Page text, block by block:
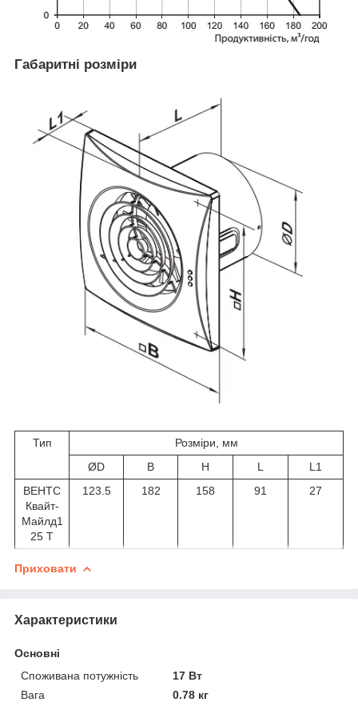
Габаритні розміри
Тип
Розміри, мм
ØD
B H L
L1
ВЕНТС
Квайт-
Майлд1
25 Т
123.5 182 158 91 27
Приховати
Характеристики
Основні
Споживана потужність
17 Вт
Вага
0.78 кг